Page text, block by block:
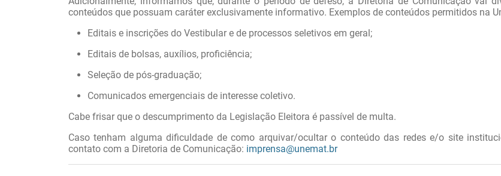
conteúdos que possuam caráter exclusivamente informativo. Exemplos de conteúdos permitidos na
Editais e inscrições do Vestibular e de processos seletivos em geral;
Editais de bolsas, auxílios, proficiência;
Seleção de pós-graduação;
Comunicados emergenciais de interesse coletivo.
Cabe frisar que o descumprimento da Legislação Eleitora é passível de multa.
Caso tenham alguma dificuldade de como arquivar/ocultar o conteúdo das redes e/o site
contato com a Diretoria de Comunicação: imprensa@unemat.br